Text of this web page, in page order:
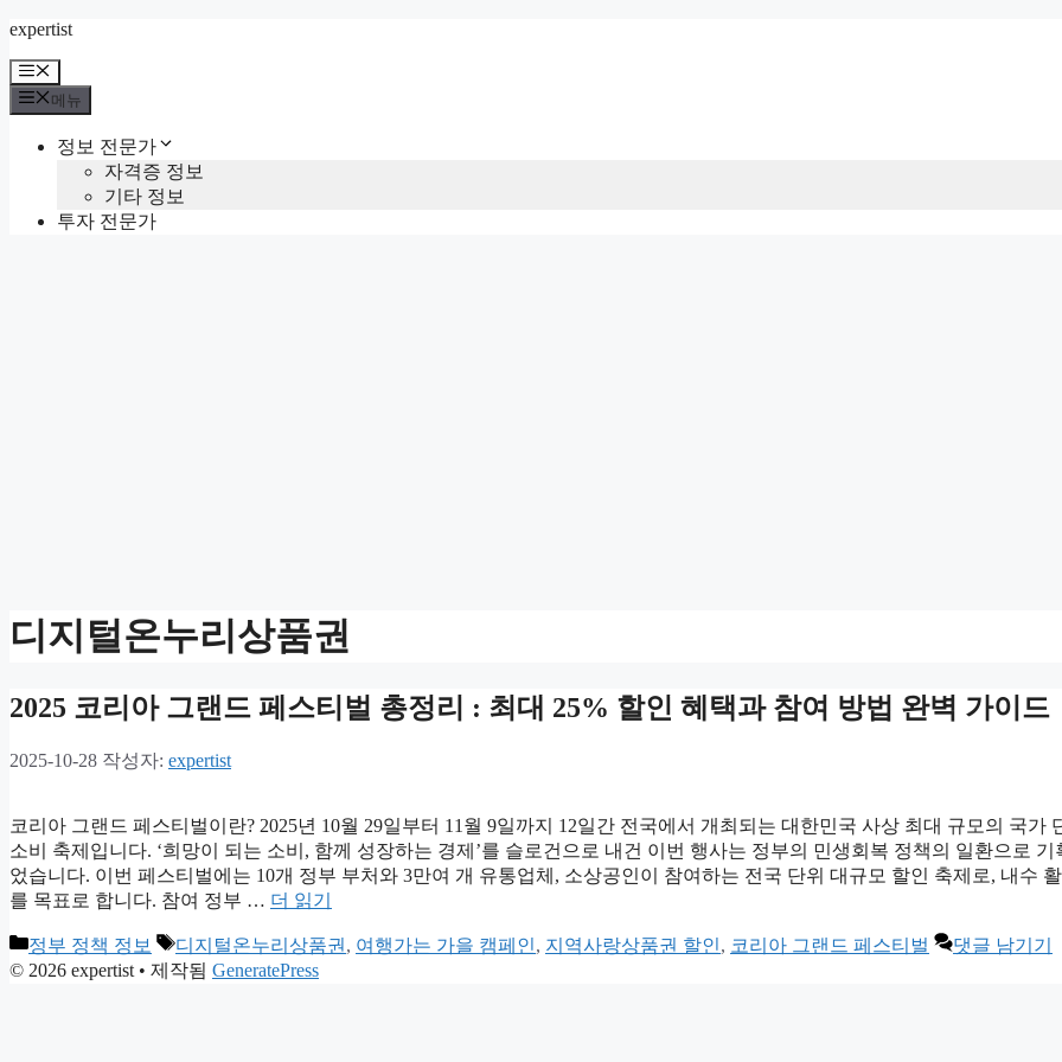
컨
츠
로
expertist
메
뉴
메뉴
정보 전문가
자격증 정보
기타 정보
투자 전문가
디지털온누리상품권
2025 코리아 그랜드 페스티벌 총정리 : 최대 25% 할인 혜택과 참여 방법 완벽 가이드
2025-10-28 작성자: expertist
코리아 그랜드 페스티벌이란? 2025년 10월 29일부터 11월 9일까지 12일간 전국에서 개최되는 대한민국 사상 최대 규모의 국가
소비 축제입니다. ‘희망이 되는 소비, 함께 성장하는 경제’를 슬로건으로 내건 이번 행사는 정부의 민생회복 정책의 일환으로 기
었습니다. 이번 페스티벌에는 10개 정부 부처와 3만여 개 유통업체, 소상공인이 참여하는 전국 단위 대규모 할인 축제로, 내수
를 목표로 합니다. 참여 정부 … 더 읽기
카
테
정부 정책 정보
태
그
디지털온누리상품권, 여행가는 가을 캠페인, 지역사랑상품권 할인, 코리아 그랜드 페스티벌
댓글 남기기
© 2026 expertist• 제작됨 GeneratePress